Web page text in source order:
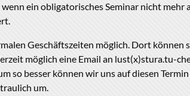
ein obligatorisches Seminar nicht
Geschäftszeiten möglich. Dort
möglich eine Email an lust(x)stura.tu-
so besser können wir uns auf diesen
um.